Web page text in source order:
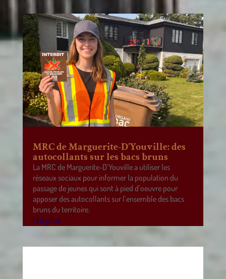
MRC de Marguerite-D’Youville: des
autocollants sur les bacs bruns
La MRC de Marguerite-D’Youville a utiliser les
réseaux sociaux pour informer la population du
passage de jeunes qui sont à pied d’oeuvre pour
apposer des autocollants sur l’ensemble des bacs
bruns du territoire.
lire plus